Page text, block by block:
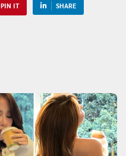
PIN IT SHARE